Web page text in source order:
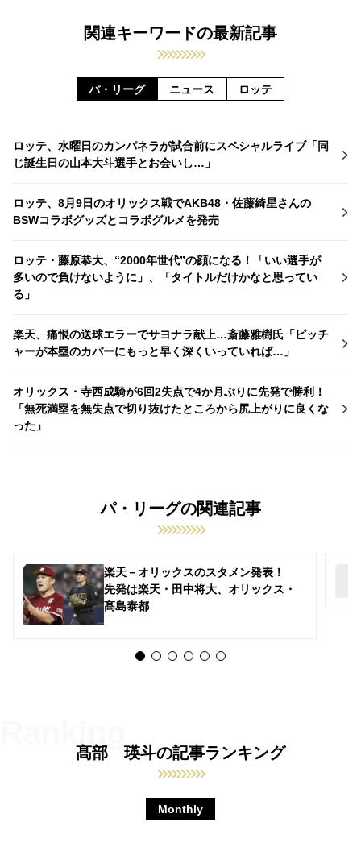
関連キーワードの最新記事
パ・リーグ ニュース ロッテ
ロッテ、水曜日のカンパネラが試合前にスペシャルライブ「同
じ誕生日の山本大斗選手とお会いし…」
ロッテ、8月9日のオリックス戦でAKB48・佐藤綺星さんの
BSWコラボグッズとコラボグルメを発売
ロッテ・藤原恭大、“2000年世代”の顔になる！「いい選手が
多いので負けないように」、「タイトルだけかなと思ってい
る」
楽天、痛恨の送球エラーでサヨナラ献上…斎藤雅樹氏「ピッチ
ャーが本塁のカバーにもっと早く深くいっていれば…」
オリックス・寺西成騎が6回2失点で4か月ぶりに先発で勝利！
「無死満塁を無失点で切り抜けたところから尻上がりに良くな
った」
パ・リーグの関連記事
楽天－オリックスのスタメン発表！
先発は楽天・田中将大、オリックス・
髙島泰都
髙部 瑛斗の記事ランキング
Monthly